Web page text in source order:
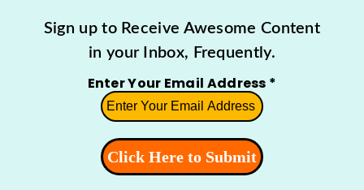
Sign up to Receive Awesome Content
in your Inbox, Frequently.
Enter Your Email Address *